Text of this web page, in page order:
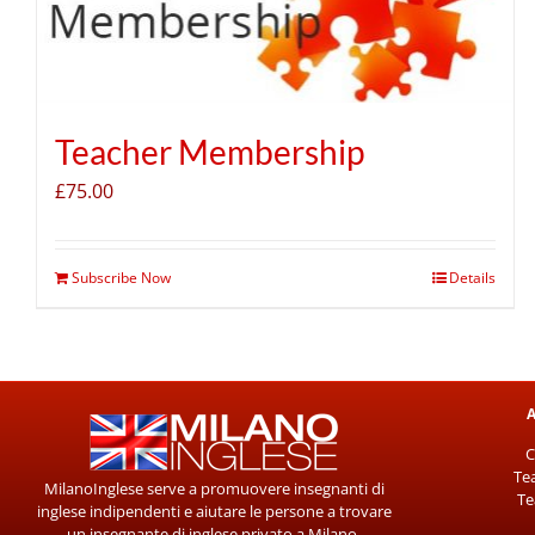
Teacher Membership
£75.00
Subscribe Now Details
MilanoInglese serve a promuovere insegnanti di
inglese indipendenti e aiutare le persone a trovare